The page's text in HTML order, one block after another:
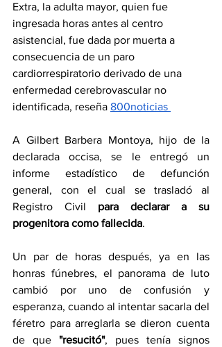
Extra, la adulta mayor, quien fue
ingresada horas antes al centro
asistencial, fue dada por muerta a
consecuencia de un paro
cardiorrespiratorio derivado de una
enfermedad cerebrovascular no
identificada, reseña 800noticias
A Gilbert Barbera Montoya, hijo de la
declarada occisa, se le entregó un
informe estadístico de defunción
general, con el cual se trasladó al
Registro Civil para declarar a su
progenitora como fallecida.
Un par de horas después, ya en las
honras fúnebres, el panorama de luto
cambió por uno de confusión y
esperanza, cuando al intentar sacarla del
féretro para arreglarla se dieron cuenta
de que "resucitó", pues tenía signos